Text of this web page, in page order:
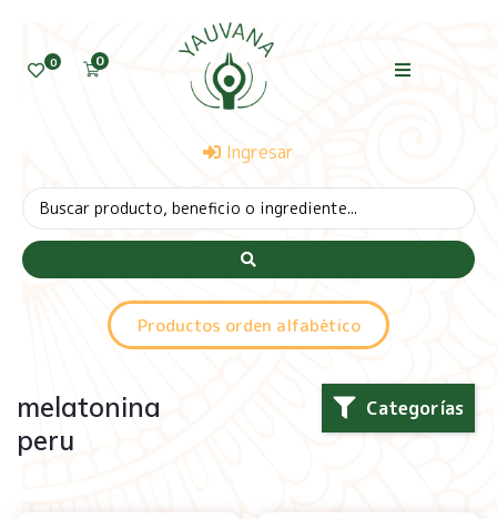
0 0
Ingresar
Productos orden alfabético
Categorías
melatonina
peru